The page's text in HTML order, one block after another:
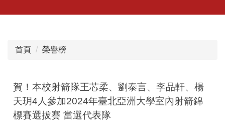
首頁 榮譽榜
賀！本校射箭隊王芯柔、劉泰言、李品軒、楊
天玥4人參加2024年臺北亞洲大學室內射箭錦
標賽選拔賽 當選代表隊